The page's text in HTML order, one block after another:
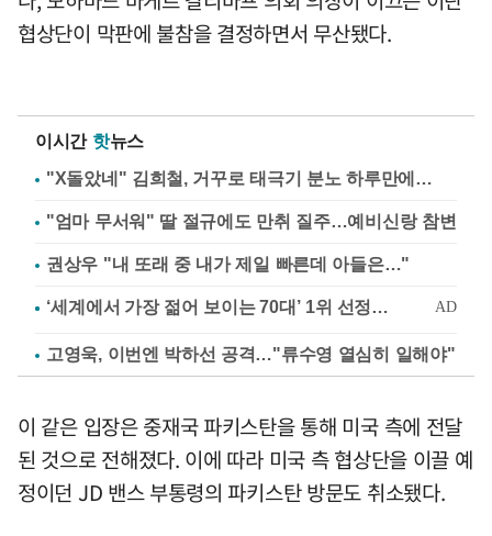
협상단이 막판에 불참을 결정하면서 무산됐다.
이시간 핫뉴스
"X돌았네" 김희철, 거꾸로 태극기 분노 하루만에…
"엄마 무서워" 딸 절규에도 만취 질주…예비신랑 참변
권상우 "내 또래 중 내가 제일 빠른데 아들은…"
고영욱, 이번엔 박하선 공격…"류수영 열심히 일해야"
이 같은 입장은 중재국 파키스탄을 통해 미국 측에 전달
된 것으로 전해졌다. 이에 따라 미국 측 협상단을 이끌 예
정이던 JD 밴스 부통령의 파키스탄 방문도 취소됐다.